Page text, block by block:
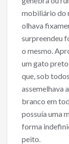
mobiliário do
olhava
surpreendeu
o mesmo.
um gato
que, sob
assemelhava
branco em
possuía uma
forma
peito.